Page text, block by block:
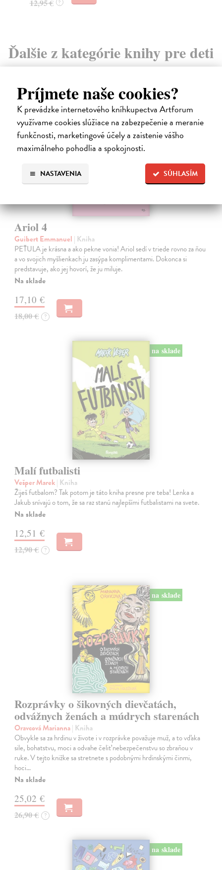
Príjmete naše cookies?
K prevádzke internetového kníhkupectva Artforum
využívame cookies slúžiace na zabezpečenie a meranie
funkčnosti, marketingové účely a zaistenie vášho
maximálneho pohodlia a spokojnosti.
SÚHLASÍM
NASTAVENIA
Ďalšie z kategórie knihy pre deti
od 7 do 9 rokov
na sklade
novinka
Ariol 4
Guibert Emmanuel | Kniha
PEŤULA je krásna a ako pekne vonia! Ariol sedí v triede rovno za ňou
a vo svojich myšlienkach ju zasýpa komplimentami. Dokonca si
predstavuje, ako jej hovorí, že ju miluje.
Na sklade
17,10 €
18,00 € ?
na sklade
Malí futbalisti
Vešper Marek| Kniha
Žiješ futbalom? Tak potom je táto kniha presne pre teba! Lenka a
Jakub snívajú o tom, že sa raz stanú najlepšími futbalistami na svete.
Na sklade
12,51 €
12,90 € ?
na sklade
Rozprávky o šikovných dievčatách,
odvážnych ženách a múdrych starenách
Oravcová Marianna| Kniha
Obvykle sa za hrdinu v živote i v rozprávke považuje muž, a to vďaka
sile, bohatstvu, moci a odvahe čeliť nebezpečenstvu so zbraňou v
ruke. V tejto knižke sa stretnete s podobnými hrdinskými činmi,
hoci…
Na sklade
25,02 €
26,90 € ?
na sklade